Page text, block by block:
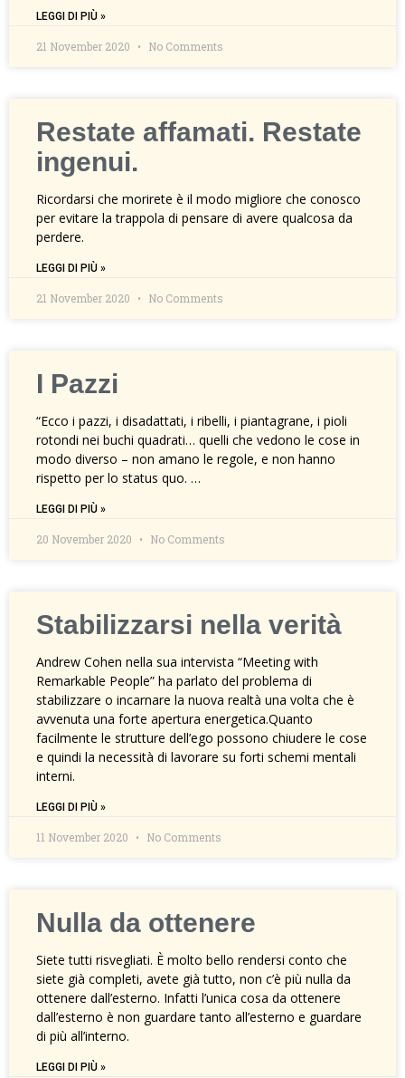
LEGGI DI PIÙ »
21 November 2020 No Comments
Restate affamati. Restate
ingenui.
Ricordarsi che morirete è il modo migliore che conosco
per evitare la trappola di pensare di avere qualcosa da
perdere.
LEGGI DI PIÙ »
21 November 2020 No Comments
I Pazzi
“Ecco i pazzi, i disadattati, i ribelli, i piantagrane, i pioli
rotondi nei buchi quadrati… quelli che vedono le cose in
modo diverso – non amano le regole, e non hanno
rispetto per lo status quo. …
LEGGI DI PIÙ »
20 November 2020 No Comments
Stabilizzarsi nella verità
Andrew Cohen nella sua intervista “Meeting with
Remarkable People” ha parlato del problema di
stabilizzare o incarnare la nuova realtà una volta che è
avvenuta una forte apertura energetica.Quanto
facilmente le strutture dell’ego possono chiudere le cose
e quindi la necessità di lavorare su forti schemi mentali
interni.
LEGGI DI PIÙ »
11 November 2020 No Comments
Nulla da ottenere
Siete tutti risvegliati. È molto bello rendersi conto che
siete già completi, avete già tutto, non c’è più nulla da
ottenere dall’esterno. Infatti l’unica cosa da ottenere
dall’esterno è non guardare tanto all’esterno e guardare
di più all’interno.
LEGGI DI PIÙ »